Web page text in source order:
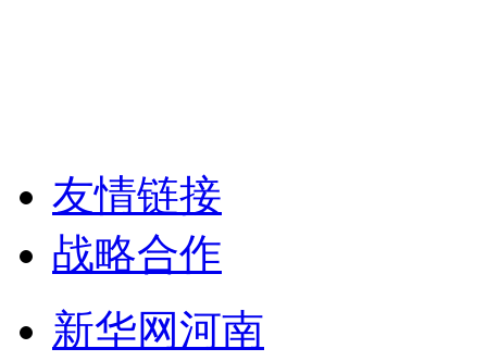
友情链接
战略合作
新华网河南